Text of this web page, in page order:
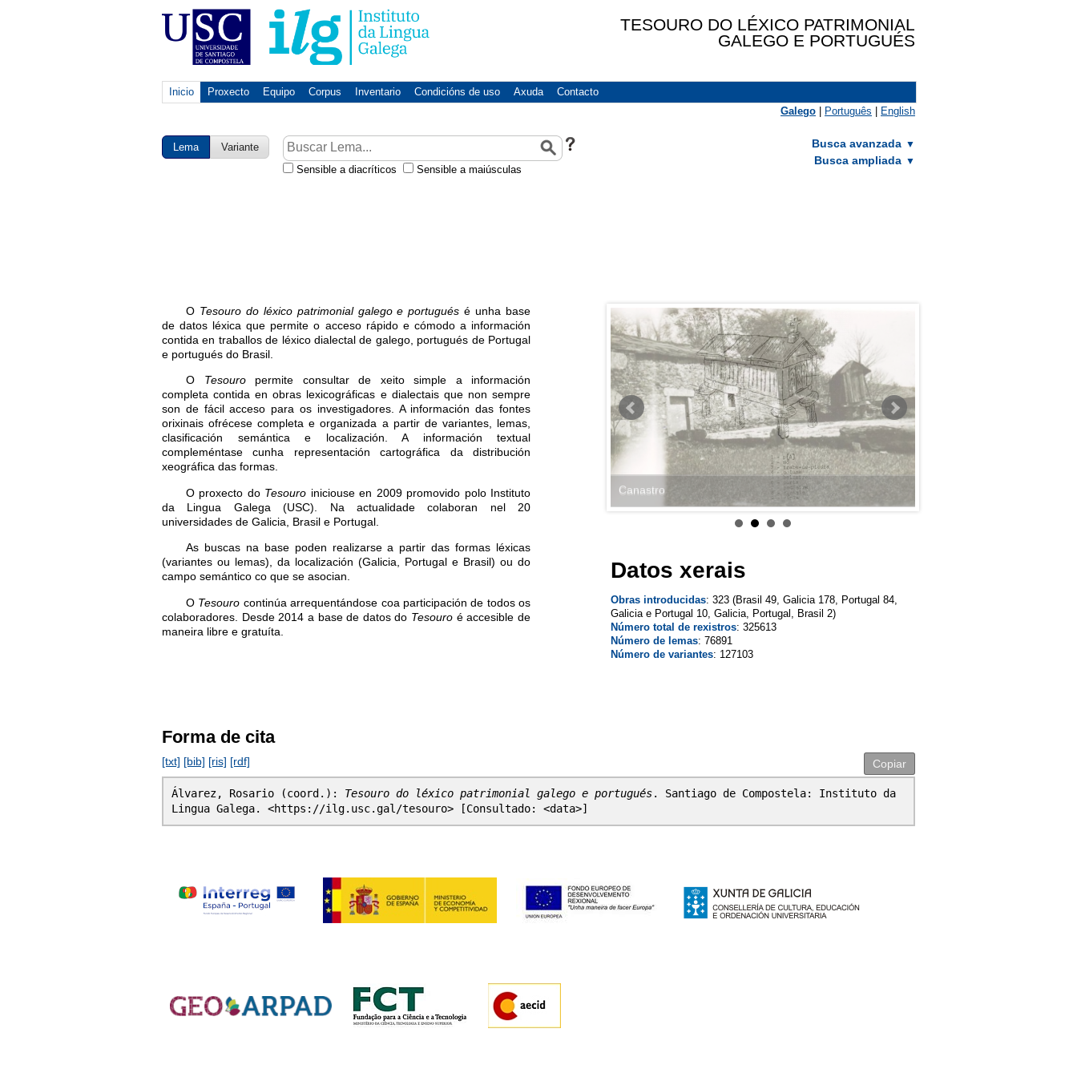
TESOURO DO LÉXICO PATRIMONIAL
GALEGO E PORTUGUÉS
Inicio Proxecto Equipo Corpus Inventario Condicións de uso Axuda
Contacto
Galego
Português English
Lema
Variante
Sensible a diacríticos
Sensible a maiúsculas
Busca avanzada
Busca ampliada
O Tesouro do léxico patrimonial galego e portugués é unha base
de datos léxica que permite o acceso rápido e cómodo a información
contida en traballos de léxico dialectal de galego, portugués de Portugal
e portugués do Brasil.
O Tesouropermite consultar de xeito simple a información
completa contida en obras lexicográficas e dialectais que non sempre
son de fácil acceso para os investigadores. A información das fontes
orixinais ofrécese completa e organizada a partir de variantes, lemas,
clasificación semántica e localización. A información textual
compleméntase cunha representación cartográfica da distribución
xeográfica das formas.
O proxecto do Tesouro iniciouse en 2009 promovido polo Instituto
da Lingua Galega (USC). Na actualidade colaboran nel 20
universidades de Galicia, Brasil e Portugal.
As buscas na base poden realizarse a partir das formas léxicas
(variantes ou lemas), da localización (Galicia, Portugal e Brasil) ou do
campo semántico co que se asocian.
O Tesouro continúa arrequentándose coa participación de todos os
colaboradores. Desde 2014 a base de datos do Tesouro é accesible de
maneira libre e gratuíta.
Canastro
Datos xerais
Obras introducidas: 323 (Brasil 49, Galicia 178, Portugal 84,
Galicia e Portugal 10, Galicia, Portugal, Brasil 2)
Número total de rexistros: 325613
Número de lemas: 76891
Número de variantes: 127103
Forma de cita
[txt] [bib] [ris] [rdf] Copiar
Álvarez, Rosario (coord.): Tesouro do léxico patrimonial galego e portugués . Santiago de Compostela: Instituto da
Lingua Galega. <https://ilg.usc.gal/tesouro> [Consultado: <data>]